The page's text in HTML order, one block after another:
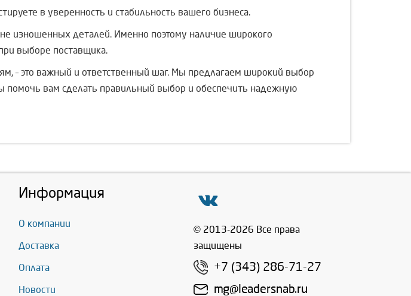
в уверенность и стабильность вашего бизнеса.
изношенных деталей. Именно поэтому наличие широкого
выборе поставщика.
– это важный и ответственный шаг. Мы предлагаем широкий выбор
помочь вам сделать правильный выбор и обеспечить надежную
Информация
О компании
Доставка
Оплата
Новости
© 2013-2026 Все права
защищены
+7 (343) 286-71-27
mg@leadersnab.ru